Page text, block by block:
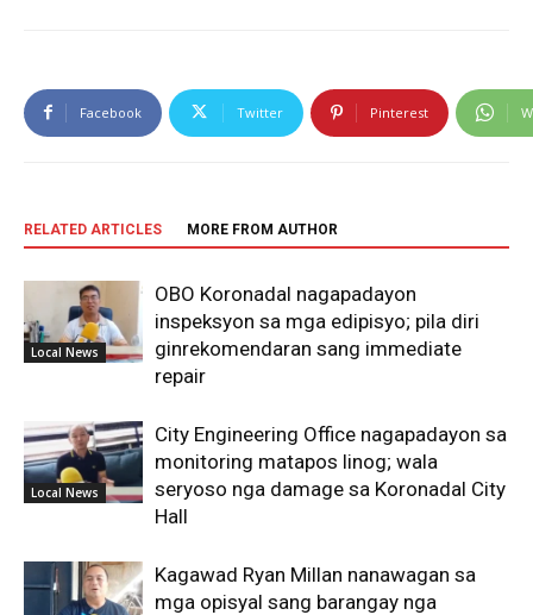
Facebook Twitter Pinterest
RELATED ARTICLES MORE FROM AUTHOR
Local News
OBO Koronadal nagapadayon
inspeksyon sa mga edipisyo; pila diri
ginrekomendaran sang immediate
repair
Local News
City Engineering Office nagapadayon sa
monitoring matapos linog; wala
seryoso nga damage sa Koronadal City
Hall
Kagawad Ryan Millan nanawagan sa
mga opisyal sang barangay nga